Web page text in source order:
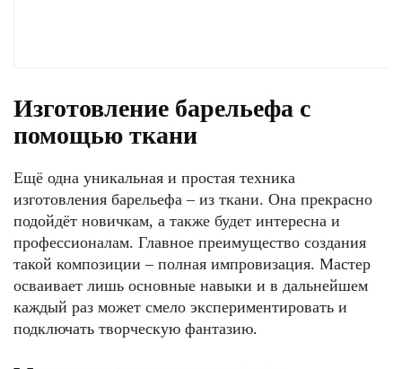
Изготовление барельефа с
помощью ткани
Ещё одна уникальная и простая техника
изготовления барельефа – из ткани. Она прекрасно
подойдёт новичкам, а также будет интересна и
профессионалам. Главное преимущество создания
такой композиции – полная импровизация. Мастер
осваивает лишь основные навыки и в дальнейшем
каждый раз может смело экспериментировать и
подключать творческую фантазию.